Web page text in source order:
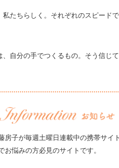
私たちらしく。それぞれのスピード
、自分の手でつくるもの。そう信じ
房子が毎週土曜日連載中の携帯サイ
お悩みの方必見のサイトです。